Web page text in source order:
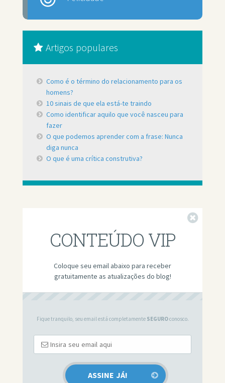
Artigos populares
Como é o término do relacionamento para os
homens?
10 sinais de que ela está-te traindo
Como identificar aquilo que você nasceu para
fazer
O que podemos aprender com a frase: Nunca
diga nunca
O que é uma crítica construtiva?
CONTEÚDO VIP
Coloque seu email abaixo para receber
gratuitamente as atualizações do blog!
Fique tranquilo, seu email está completamente SEGUROconosco.